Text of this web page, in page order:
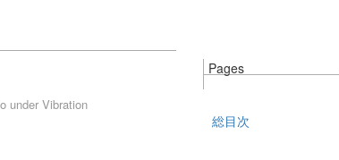
under Vibration
Pages
総目次